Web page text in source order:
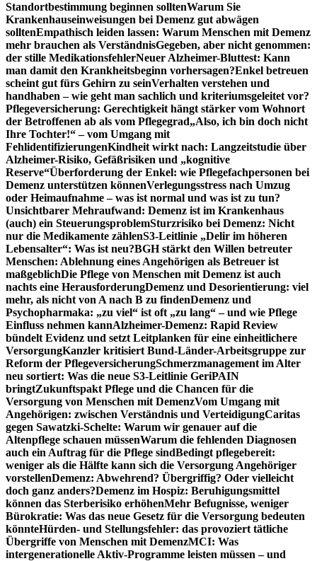
Standortbestimmung beginnen solltenWarum Sie
Krankenhauseinweisungen bei Demenz gut abwägen
solltenEmpathisch leiden lassen: Warum Menschen mit Demenz
mehr brauchen als VerständnisGegeben, aber nicht genommen:
der stille MedikationsfehlerNeuer Alzheimer-Bluttest: Kann
man damit den Krankheitsbeginn vorhersagen?Enkel betreuen
scheint gut fürs Gehirn zu seinVerhalten verstehen und
handhaben – wie geht man sachlich und kriteriumsgeleitet vor?
Pflegeversicherung: Gerechtigkeit hängt stärker vom Wohnort
der Betroffenen ab als vom Pflegegrad„Also, ich bin doch nicht
Ihre Tochter!“ – vom Umgang mit
FehlidentifizierungenKindheit wirkt nach: Langzeitstudie über
Alzheimer-Risiko, Gefäßrisiken und „kognitive
Reserve“Überforderung der Enkel: wie Pflegefachpersonen bei
Demenz unterstützen könnenVerlegungsstress nach Umzug
oder Heimaufnahme – was ist normal und was ist zu tun?
Unsichtbarer Mehraufwand: Demenz ist im Krankenhaus
(auch) ein SteuerungsproblemSturzrisiko bei Demenz: Nicht
nur die Medikamente zählenS3-Leitlinie „Delir im höheren
Lebensalter“: Was ist neu?BGH stärkt den Willen betreuter
Menschen: Ablehnung eines Angehörigen als Betreuer ist
maßgeblichDie Pflege von Menschen mit Demenz ist auch
nachts eine HerausforderungDemenz und Desorientierung: viel
mehr, als nicht von A nach B zu findenDemenz und
Psychopharmaka: „zu viel“ ist oft „zu lang“ – und wie Pflege
Einfluss nehmen kannAlzheimer-Demenz: Rapid Review
bündelt Evidenz und setzt Leitplanken für eine einheitlichere
VersorgungKanzler kritisiert Bund-Länder-Arbeitsgruppe zur
Reform der PflegeversicherungSchmerzmanagement im Alter
neu sortiert: Was die neue S3-Leitlinie GeriPAIN
bringtZukunftspakt Pflege und die Chancen für die
Versorgung von Menschen mit DemenzVom Umgang mit
Angehörigen: zwischen Verständnis und VerteidigungCaritas
gegen Sawatzki-Schelte: Warum wir genauer auf die
Altenpflege schauen müssenWarum die fehlenden Diagnosen
auch ein Auftrag für die Pflege sindBedingt pflegebereit:
weniger als die Hälfte kann sich die Versorgung Angehöriger
vorstellenDemenz: Abwehrend? Übergriffig? Oder vielleicht
doch ganz anders?Demenz im Hospiz: Beruhigungsmittel
können das Sterberisiko erhöhenMehr Befugnisse, weniger
Bürokratie: Was das neue Gesetz für die Versorgung bedeuten
könnteHürden- und Stellungsfehler: das provoziert tätliche
Übergriffe von Menschen mit DemenzMCI: Was
intergenerationelle Aktiv-Programme leisten müssen – und